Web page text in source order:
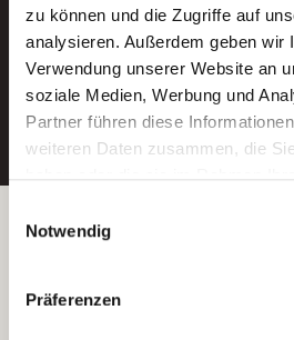
zu können und die Zugriffe auf
analysieren. Außerdem geben wir
Verwendung unserer Website an
soziale Medien, Werbung und
Partner führen diese
weiteren Daten zusammen, die
Wenn Sie auf „Cookies
Sie der Speicherung sämtlicher
Ihre Einwilligung
indem Sie die Cookie-
Notwendig
Präferenzen
Ein kostenloser
Jobs.
E-Mail-Adresse
Betreiber der Webseite
Kantstraße 45a